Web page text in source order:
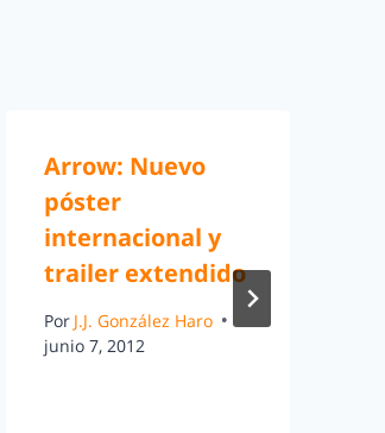
Arrow: Nuevo
póster
internacional y
trailer extendido
Por J.J. González Haro
junio 7, 2012